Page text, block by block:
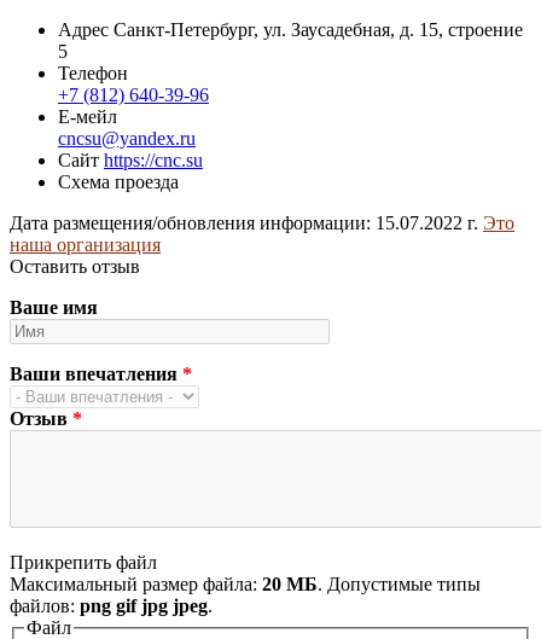
Адрес Санкт-Петербург, ул. Заусадебная, д. 15, строение
5
Телефон
+7 (812) 640-39-96
Е-мейл
cncsu@yandex.ru
Сайт https://cnc.su
Схема проезда
Дата размещения/обновления информации: 15.07.2022 г. Это
наша организация
Оставить отзыв
Ваше имя
Ваши впечатления *
Отзыв *
Прикрепить файл
Максимальный размер файла: 20 МБ. Допустимые типы
файлов: png gif jpg jpeg.
Файл